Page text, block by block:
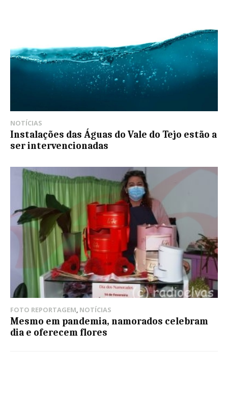
NOTÍCIAS
Instalações das Águas do Vale do Tejo estão a
ser intervencionadas
FOTO REPORTAGEM, NOTÍCIAS
Mesmo em pandemia, namorados celebram
dia e oferecem flores